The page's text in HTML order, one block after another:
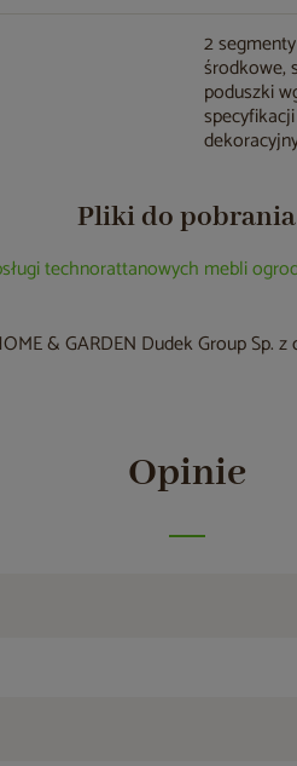
2
środkowe,
poduszki
Pliki do pobrania
technorattanowych mebli
& GARDEN Dudek Group Sp. z
Opinie